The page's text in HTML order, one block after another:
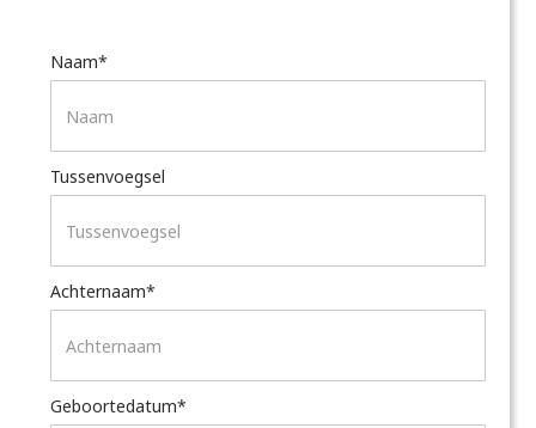
Naam*
Tussenvoegsel
Achternaam*
Geboortedatum*